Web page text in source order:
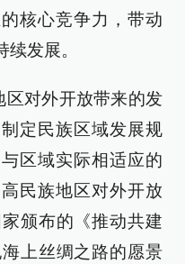
核心竞争力，带动
发展。
区对外开放带来的发
定民族区域发展规
区域实际相适应的
民族地区对外开放
颁布的《推动共建
上丝绸之路的愿景